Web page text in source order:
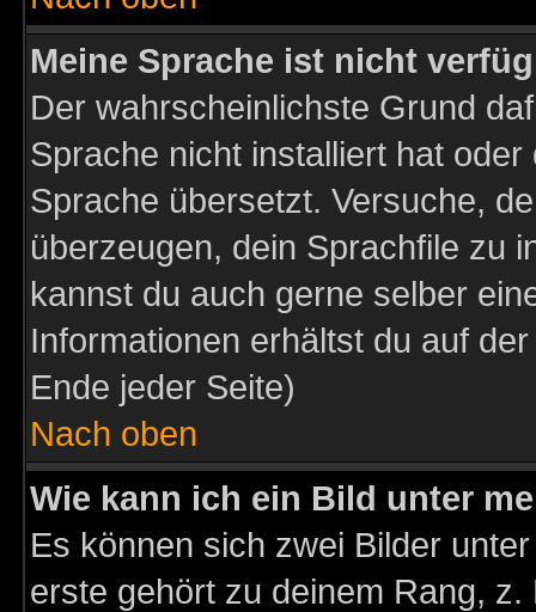
Meine Sprache ist nicht
Der wahrscheinlichste Grund
Sprache nicht installiert hat
Sprache übersetzt. Versuche,
überzeugen, dein Sprachfile zu
kannst du auch gerne selber
Informationen erhältst du auf
Ende jeder Seite)
Nach oben
Wie kann ich ein Bild unter
Es können sich zwei Bilder
erste gehört zu deinem Rang,